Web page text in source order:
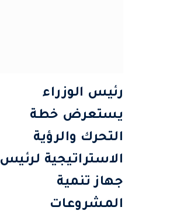
رئيس الوزراء
يستعرض خطة
التحرك والرؤية
الاستراتيجية لرئيس
جهاز تنمية
المشروعات